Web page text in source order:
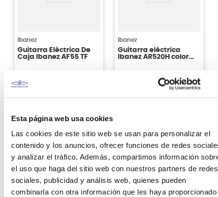
Esta página web usa cookies
Las cookies de este sitio web se usan para personalizar el
contenido y los anuncios, ofrecer funciones de redes
y analizar el tráfico. Además, compartimos información
el uso que haga del sitio web con nuestros partners de redes
sociales, publicidad y análisis web, quienes pueden
combinarla con otra información que les haya proporcionado
Ibanez
Guitarra Eléctrica De
Caja Ibanez AF55 TF
S/
Ibanez
Guitarra eléctrica
Ibanez AR520H color
00